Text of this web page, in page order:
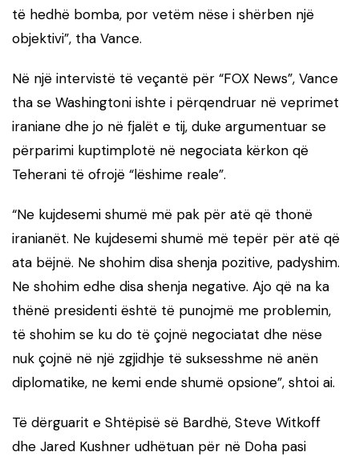
të hedhë bomba, por vetëm nëse i shërben një
objektivi”, tha Vance.
Në një intervistë të veçantë për “FOX News”, Vance
tha se Washingtoni ishte i përqendruar në veprimet
iraniane dhe jo në fjalët e tij, duke argumentuar se
përparimi kuptimplotë në negociata kërkon që
Teherani të ofrojë “lëshime reale”.
“Ne kujdesemi shumë më pak për atë që thonë
iranianët. Ne kujdesemi shumë më tepër për atë që
ata bëjnë. Ne shohim disa shenja pozitive, padyshim.
Ne shohim edhe disa shenja negative. Ajo që na ka
thënë presidenti është të punojmë me problemin,
të shohim se ku do të çojnë negociatat dhe nëse
nuk çojnë në një zgjidhje të suksesshme në anën
diplomatike, ne kemi ende shumë opsione”, shtoi ai.
Të dërguarit e Shtëpisë së Bardhë, Steve Witkoff
dhe Jared Kushner udhëtuan për në Doha pasi